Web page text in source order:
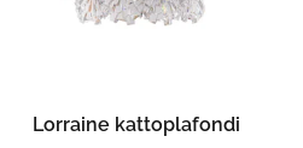
Lorraine kattoplafondi